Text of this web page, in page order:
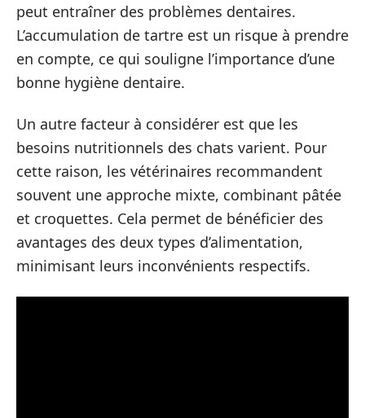
peut entraîner des problèmes dentaires.
L’accumulation de tartre est un risque à prendre
en compte, ce qui souligne l’importance d’une
bonne hygiène dentaire.
Un autre facteur à considérer est que les
besoins nutritionnels des chats varient. Pour
cette raison, les vétérinaires recommandent
souvent une approche mixte, combinant pâtée
et croquettes. Cela permet de bénéficier des
avantages des deux types d’alimentation,
minimisant leurs inconvénients respectifs.